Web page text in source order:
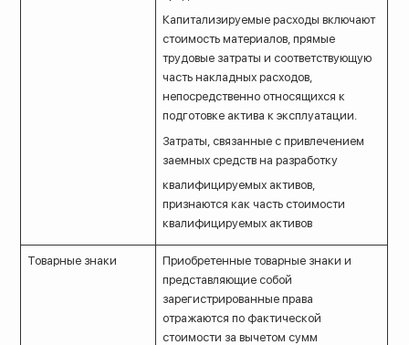
Капитализируемые расходы включают
стоимость материалов, прямые
трудовые затраты и соответствующую
часть накладных расходов,
непосредственно относящихся к
подготовке актива к эксплуатации.
Затраты, связанные с привлечением
заемных средств на разработку
квалифицируемых активов,
признаются как часть стоимости
квалифицируемых активов
Товарные знаки
Приобретенные товарные знаки и
представляющие собой
зарегистрированные права
отражаются по фактической
стоимости за вычетом сумм